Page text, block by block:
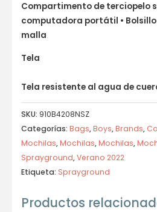
Compartimento de terciopelo
computadora portátil •
malla
Tela
Tela resistente al agua de
SKU: 910B4208NSZ
Categorías: Bags,Boys,Brands,
Mochilas,Mochilas,Mochilas,
Sprayground,Verano 2022
Etiqueta: Sprayground
Productos